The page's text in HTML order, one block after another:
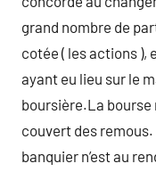
grand nombre de
cotée ( les actions ),
ayant eu lieu sur le
boursière.La bourse
couvert des
banquier n’est au